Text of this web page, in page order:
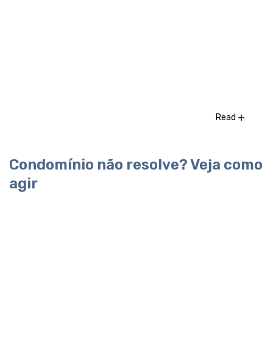
Read
Condomínio não resolve? Veja como
agir